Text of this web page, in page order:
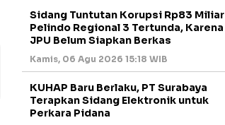
Sidang Tuntutan Korupsi Rp83 Miliar
Pelindo Regional 3 Tertunda, Karena
JPU Belum Siapkan Berkas
Kamis, 06 Agu 2026 15:18 WIB
KUHAP Baru Berlaku, PT Surabaya
Terapkan Sidang Elektronik untuk
Perkara Pidana